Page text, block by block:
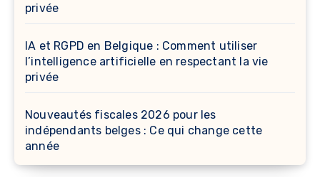
privée
IA et RGPD en Belgique : Comment utiliser
l’intelligence artificielle en respectant la vie
privée
Nouveautés fiscales 2026 pour les
indépendants belges : Ce qui change cette
année